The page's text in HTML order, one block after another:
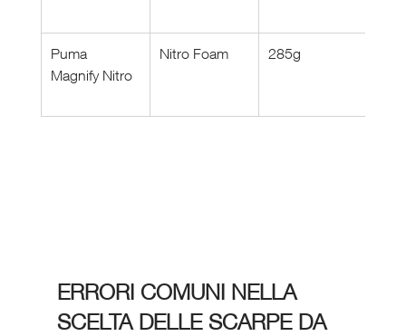
Puma
Magnify Nitro
Nitro Foam 285g
ERRORI COMUNI NELLA
SCELTA DELLE SCARPE DA